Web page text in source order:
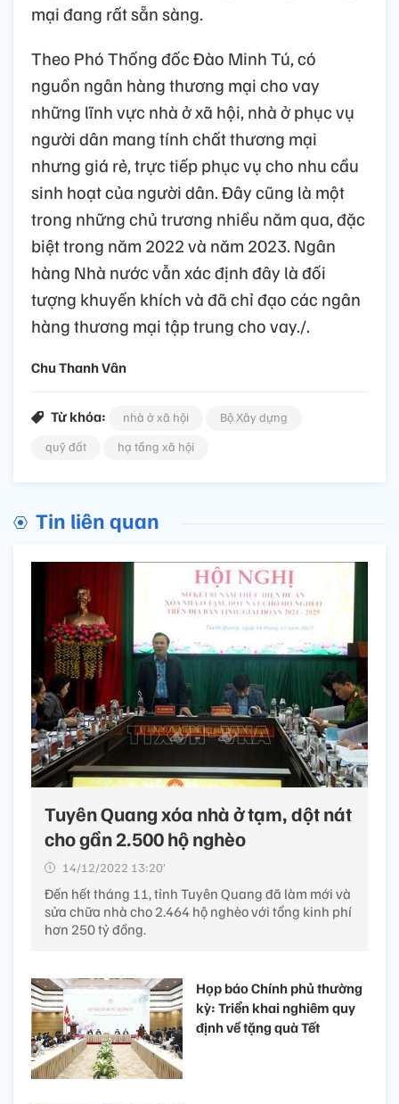
mại đang rất sẵn sàng.
Theo Phó Thống đốc Đào Minh Tú, có
nguồn ngân hàng thương mại cho vay
những lĩnh vực nhà ở xã hội, nhà ở phục vụ
người dân mang tính chất thương mại
nhưng giá rẻ, trực tiếp phục vụ cho nhu cầu
sinh hoạt của người dân. Đây cũng là một
trong những chủ trương nhiều năm qua, đặc
biệt trong năm 2022 và năm 2023. Ngân
hàng Nhà nước vẫn xác định đây là đối
tượng khuyến khích và đã chỉ đạo các ngân
hàng thương mại tập trung cho vay./.
Chu Thanh Vân
Từ khóa: nhà ở xã hội
Bộ Xây dựng
quỹ đất
hạ tầng xã hội
Tin liên quan
Tuyên Quang xóa nhà ở tạm, dột nát
cho gần 2.500 hộ nghèo
14/12/2022 13:20’
Đến hết tháng 11, tỉnh Tuyên Quang đã làm mới và
sửa chữa nhà cho 2.464 hộ nghèo với tổng kinh phí
hơn 250 tỷ đồng.
Họp báo Chính phủ thường
kỳ: Triển khai nghiêm quy
định về tặng quà Tết